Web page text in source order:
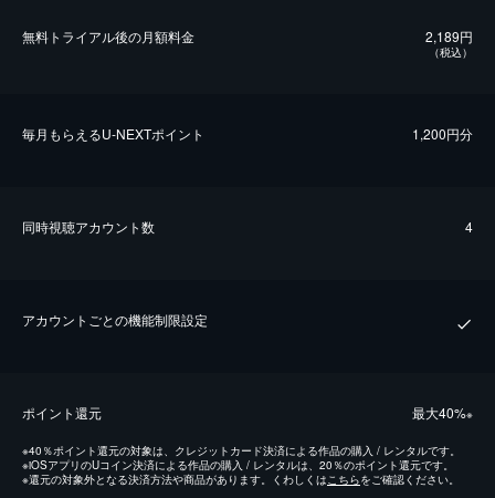
無料トライアル後の⽉額料金 2,189円
（税込）
毎⽉もらえるU-NEXTポイント 1,200円分
同時視聴アカウント数 4
アカウントごとの機能制限設定
ポイント還元 最⼤40%※
※40％ポイント還元の対象は、クレジットカード決済による作品の購入 / レンタルです。
※iOSアプリのUコイン決済による作品の購入 / レンタルは、20％のポイント還元です。
※還元の対象外となる決済方法や商品があります。くわしくはこちらをご確認ください。